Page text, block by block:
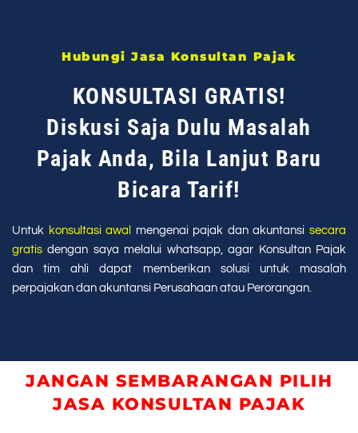
Hubungi Jasa Konsultan Pajak
KONSULTASI GRATIS!
Diskusi Saja Dulu Masalah
Pajak Anda, Bila Lanjut Baru
Bicara Tarif!
Untuk konsultasi awal mengenai pajak dan akuntansisecara
gratisdengan saya melalui whatsapp, agar Konsultan Pajak
dan tim ahli dapat memberikan solusi untuk masalah
perpajakan dan akuntansi Perusahaan atau Perorangan.
JANGAN SEMBARANGAN PILIH
JASA KONSULTAN PAJAK